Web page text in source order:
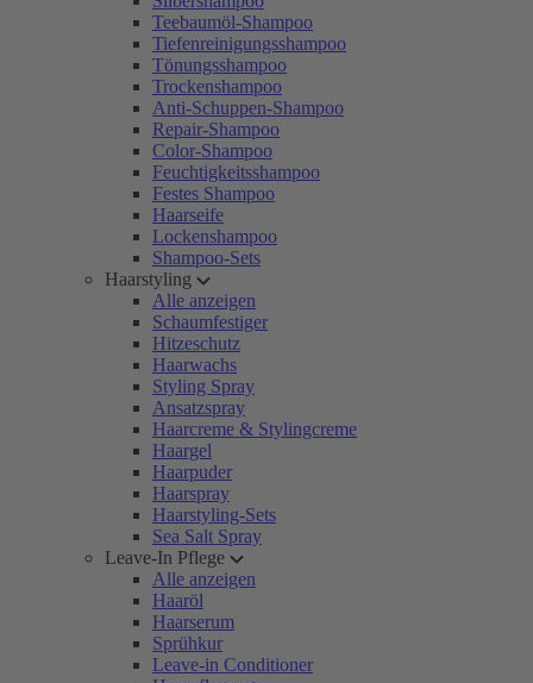
Teebaumöl-Shampoo
Tiefenreinigungsshampoo
Tönungsshampoo
Trockenshampoo
Anti-Schuppen-Shampoo
Repair-Shampoo
Color-Shampoo
Feuchtigkeitsshampoo
Festes Shampoo
Haarseife
Lockenshampoo
Shampoo-Sets
Haarstyling
Alle anzeigen
Schaumfestiger
Hitzeschutz
Haarwachs
Styling Spray
Ansatzspray
Haarcreme & Stylingcreme
Haargel
Haarpuder
Haarspray
Haarstyling-Sets
Sea Salt Spray
Leave-In Pflege
Alle anzeigen
Haaröl
Haarserum
Sprühkur
Leave-in Conditioner